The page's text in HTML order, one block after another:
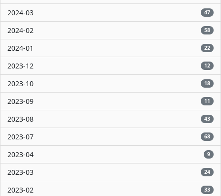
2024-03 47
2024-02 58
2024-01 22
2023-12 12
2023-10 18
2023-09 11
2023-08 43
2023-07 68
2023-04 9
2023-03 24
2023-02 33